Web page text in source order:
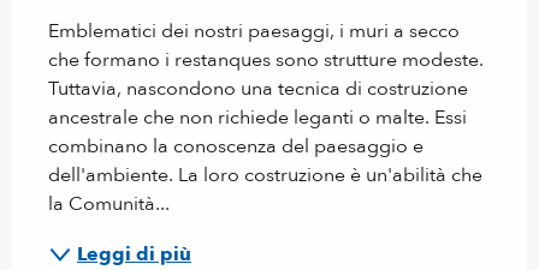
Emblematici dei nostri paesaggi, i muri a secco
che formano i restanques sono strutture modeste.
Tuttavia, nascondono una tecnica di costruzione
ancestrale che non richiede leganti o malte. Essi
combinano la conoscenza del paesaggio e
dell'ambiente. La loro costruzione è un'abilità che
la Comunità...
Leggi di più